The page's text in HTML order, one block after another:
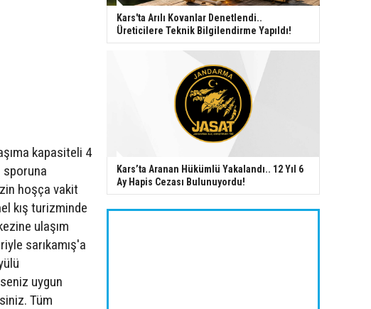
kapasiteli 4
hoşça vakit
kış turizminde
ulaşım
sarıkamış'a
uygun
Tüm
Kars'ta Arılı Kovanlar Denetlendi..
Üreticilere Teknik Bilgilendirme Yapıldı!
Kars’ta Aranan Hükümlü Yakalandı.. 12 Yıl 6
Ay Hapis Cezası Bulunuyordu!